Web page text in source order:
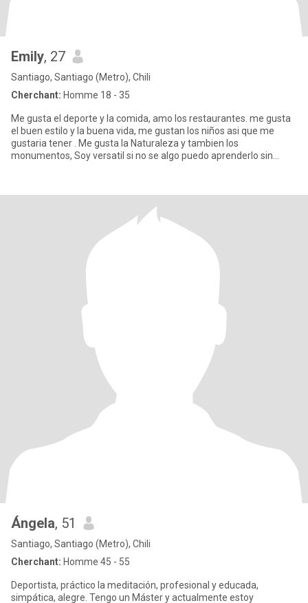
Emily, 27
Santiago, Santiago (Metro), Chili
Cherchant: Homme 18 - 35
Me gusta el deporte y la comida, amo los restaurantes. me gusta
el buen estilo y la buena vida, me gustan los niños asi que me
gustaria tener . Me gusta la Naturaleza y tambien los
monumentos, Soy versatil si no se algo puedo aprenderlo sin
Ángela, 51
Santiago, Santiago (Metro), Chili
Cherchant: Homme 45 - 55
Deportista, práctico la meditación, profesional y educada,
simpática, alegre. Tengo un Máster y actualmente estoy